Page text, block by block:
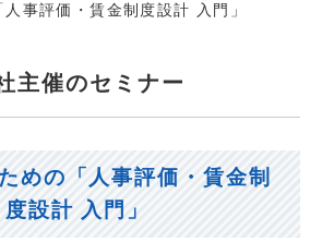
事評価・賃金制度設計 入門」
主催のセミナー
めの「人事評価・賃金制
度設計 入門」